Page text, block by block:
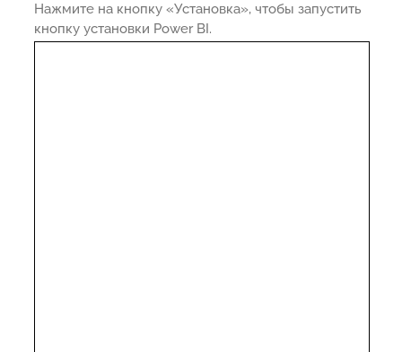
Нажмите на кнопку «Установка», чтобы запустить
кнопку установки Power BI.